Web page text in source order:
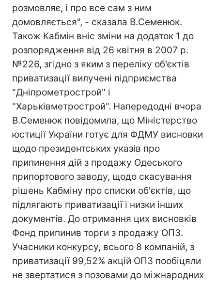
розмовляє, і про все сам з ним
домовляється", - сказала В.Семенюк.
Також Кабмін вніс зміни на додаток 1 до
розпорядження від 26 квітня в 2007 р.
№226, згідно з яким з переліку об'єктів
приватизації вилучені підприємства
"Дніпрометрострой" і
"Харьківметрострой". Напередодні вчора
В.Семенюк повідомила, що Міністерство
юстиції України готує для ФДМУ висновки
щодо президентських указів про
припинення дій з продажу Одеського
припортового заводу, щодо скасування
рішень Кабміну про списки об'єктів, що
підлягають приватизації і низки інших
документів. До отримання цих висновків
Фонд припинив торги з продажу ОПЗ.
Учасники конкурсу, всього 8 компаній, з
приватизації 99,52% акцій ОПЗ пообіцяли
не звертатися з позовами до міжнародних